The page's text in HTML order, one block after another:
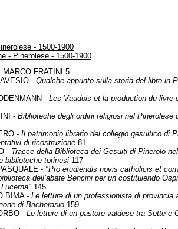
- 1500-1900
- Pinerolese - 1500-1900
MARCO FRATINI 5
- Qualche appunto sulla storia del libro in
- Les Vaudois et la production du livre
- Biblioteche degli ordini religiosi nel Pinerolese
- Il patrimonio librario del collegio gesuitico di
di ricostruzione 81
- Tracce della Biblioteca dei Gesuiti di Pinerolo
biblioteche torinesi 117
- "Pro erudiendis novis catholicis et
dell’abate Bencini per un costituiendo
145
BIMA - Le letture di un professionista di provincia
di Bricherasio 159
- Le letture di un pastore valdese tra Sette e